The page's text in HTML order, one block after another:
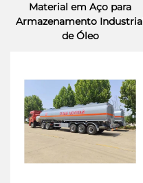
Material em Aço para
Armazenamento Industrial
de Óleo